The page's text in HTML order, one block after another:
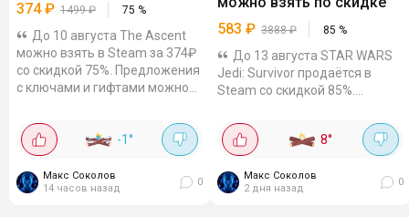
374₽ 1499₽ 75 %
До 10 августа The Ascent
можно взять в Steam за 374₽
со скидкой 75%. Предложения
с ключами и гифтами можно
GGSEL. Киберпанковая экшен-
RPG про мир, где...
-1°
Макс Соколов
14 часов назад
0
583 ₽ 3888₽ 85 %
До 13 августа STAR WARS
Jedi: Survivor продаётся в
Steam со скидкой 85%.
3449₸ (~583₽). Гифты можно
посмотреть на Plati и GGSEL.
Сюжетный одиночный экшен
от третьего...
8°
Макс Соколов
2 дня назад
0